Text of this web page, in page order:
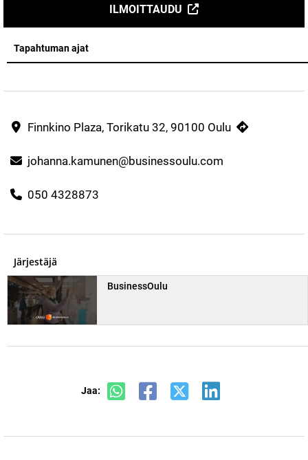
ILMOITTAUDU
Tapahtuman ajat
Finnkino Plaza, Torikatu 32, 90100 Oulu
johanna.kamunen@businessoulu.com
050 4328873
Järjestäjä
BusinessOulu
Jaa: